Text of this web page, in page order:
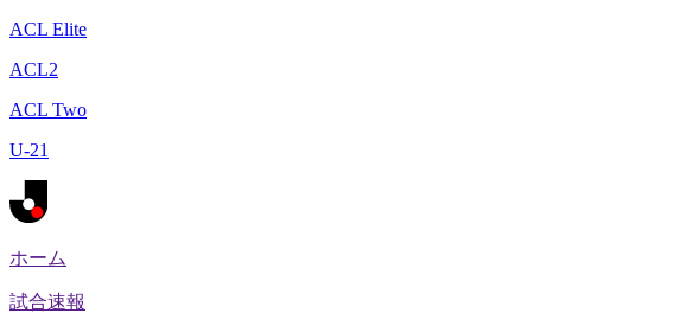
ACL Elite
ACL2
ACL Two
U-21
ホーム
試合速報